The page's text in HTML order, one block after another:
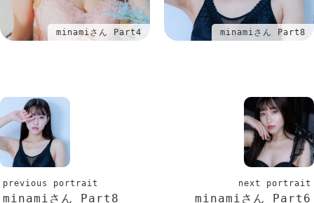
minamiさん Part4 minamiさん Part8
previous portrait
minamiさん Part8
next portrait
minamiさん Part6